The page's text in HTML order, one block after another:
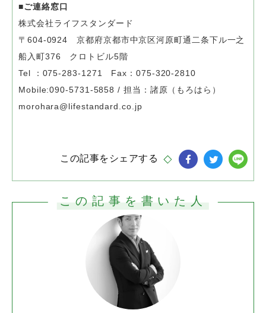
■ご連絡窓口
株式会社ライフスタンダード
〒604-0924 京都府京都市中京区河原町通二条下ル一之
船入町376 クロトビル5階
Tel ：075-283-1271 Fax：075-320-2810
Mobile:090-5731-5858 / 担当：諸原（もろはら）
morohara@lifestandard.co.jp
この記事をシェアする
この記事を書いた人